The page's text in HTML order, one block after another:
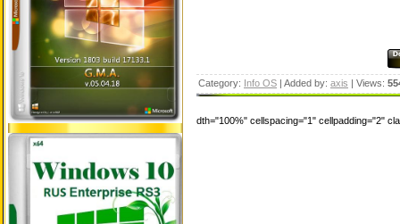
Category: Info OS | Added by: axis | Views:
dth="100%" cellspacing="1" cellpadding="2"